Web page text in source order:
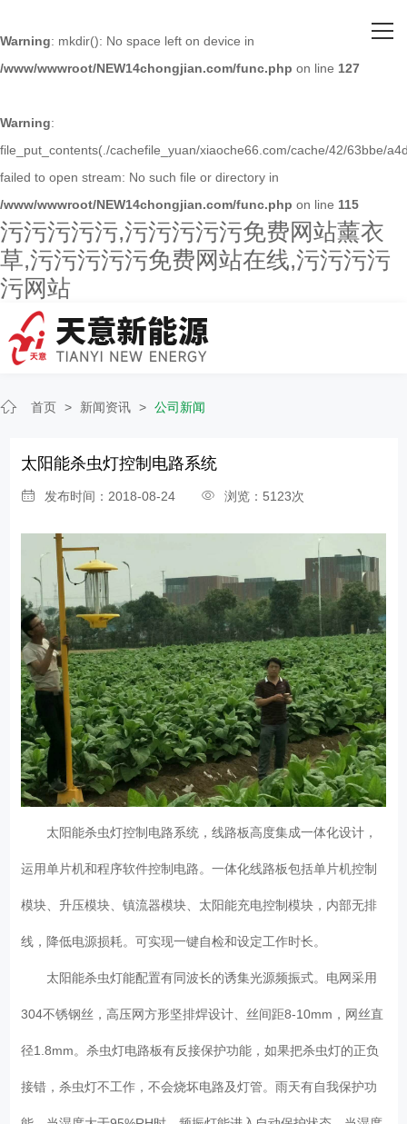
Warning: mkdir(): No space left on device in
/www/wwwroot/NEW14chongjian.com/func.php on line 127
Warning:
file_put_contents(./cachefile_yuan/xiaoche66.com/cache/42/63bbe/
failed to open stream: No such file or directory in
/www/wwwroot/NEW14chongjian.com/func.php on line 115
污污污污污,污污污污污免费网站薰衣
草,污污污污污免费网站在线,污污污污
污网站
关于污污污污污
主营产品
人才招聘
新闻资讯
联系污污污污污
首页 > 新闻资讯 > 公司新闻
太阳能杀虫灯控制电路系统
发布时间：2018-08-24 浏览：5123次
太阳能杀虫灯控制电路系统，线路板高度集成一体化设计，
运用单片机和程序软件控制电路。一体化线路板包括单片机控制
模块、升压模块、镇流器模块、太阳能充电控制模块，内部无排
线，降低电源损耗。可实现一键自检和设定工作时长。
太阳能杀虫灯能配置有同波长的诱集光源频振式。电网采用
304不锈钢丝，高压网方形坚排焊设计、丝间距8-10mm，网丝直
径1.8mm。杀虫灯电路板有反接保护功能，如果把杀虫灯的正负
接错，杀虫灯不工作，不会烧坏电路及灯管。雨天有自我保护功